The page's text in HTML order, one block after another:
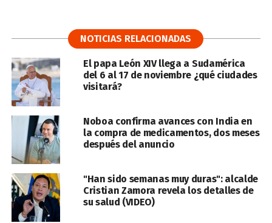
NOTICIAS RELACIONADAS
El papa León XIV llega a Sudamérica
del 6 al 17 de noviembre ¿qué ciudades
visitará?
Noboa confirma avances con India en
la compra de medicamentos, dos meses
después del anuncio
"Han sido semanas muy duras": alcalde
Cristian Zamora revela los detalles de
su salud (VIDEO)